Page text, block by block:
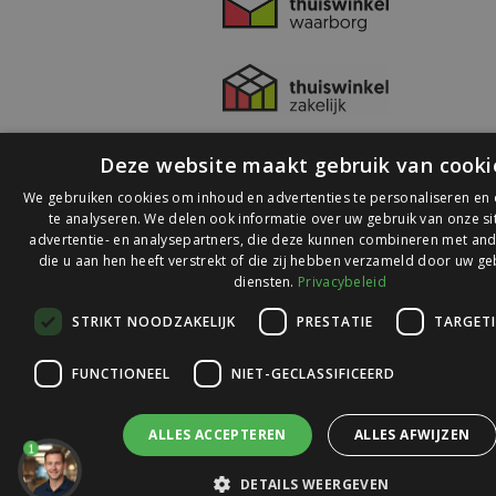
© 2026 Ledlichtdiscounter.nl
op
Webwinkelkeur
1
Deze website maakt gebruik van
We gebruiken cookies om inhoud en advertenties te personaliseren en
te analyseren. We delen ook informatie over uw gebruik van onze
advertentie- en analysepartners, die deze kunnen combineren met
die u aan hen heeft verstrekt of die zij hebben verzameld door uw
diensten. Privacybeleid
STRIKT NOODZAKELIJK PRESTATIE
FUNCTIONEEL NIET-GECLASSIFICEERD
ALLES ACCEPTEREN ALLES AFWIJZEN
DETAILS WEERGEVEN